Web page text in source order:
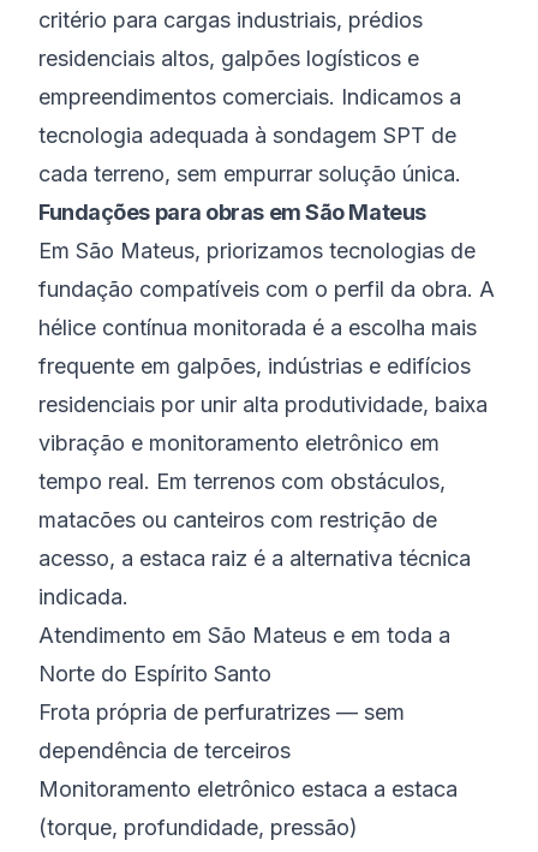
critério para cargas industriais, prédios
residenciais altos, galpões logísticos e
empreendimentos comerciais. Indicamos a
tecnologia adequada à sondagem SPT de
cada terreno, sem empurrar solução única.
Fundações para obras em São Mateus
Em São Mateus, priorizamos tecnologias de
fundação compatíveis com o perfil da obra. A
hélice contínua monitorada é a escolha mais
frequente em galpões, indústrias e edifícios
residenciais por unir alta produtividade, baixa
vibração e monitoramento eletrônico em
tempo real. Em terrenos com obstáculos,
matacões ou canteiros com restrição de
acesso, a estaca raiz é a alternativa técnica
indicada.
Atendimento em São Mateus e em toda a
Norte do Espírito Santo
Frota própria de perfuratrizes — sem
dependência de terceiros
Monitoramento eletrônico estaca a estaca
(torque, profundidade, pressão)